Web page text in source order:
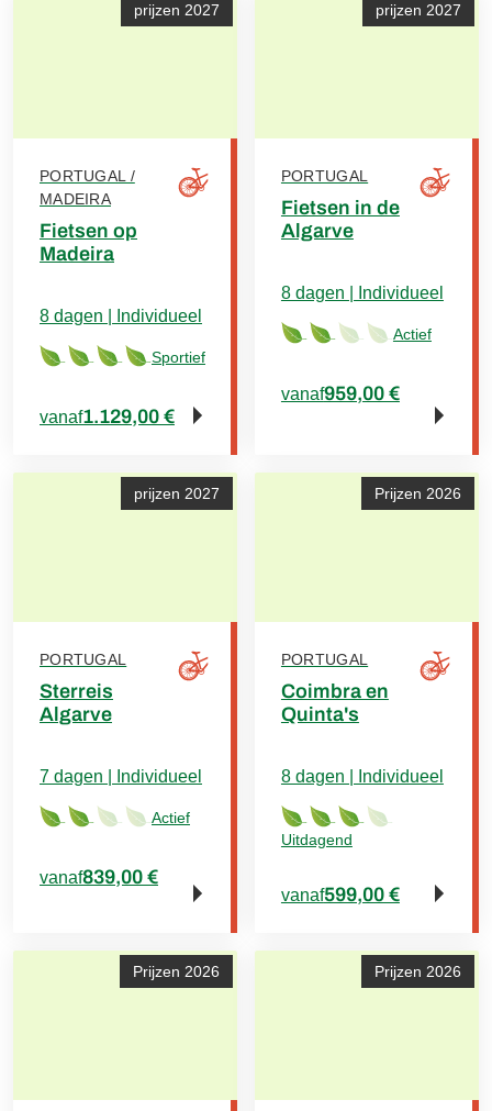
prijzen 2027
PORTUGAL /
MADEIRA
Fietsen op
Madeira
Sportief
8 dagen | Individueel
vanaf1.129,00 €
prijzen 2027
PORTUGAL
Fietsen in de
Algarve
Actief
8 dagen | Individueel
vanaf959,00 €
prijzen 2027
PORTUGAL
Sterreis
Algarve
Actief
7 dagen | Individueel
vanaf839,00 €
Prijzen 2026
PORTUGAL
Coimbra en
Quinta's
Uitdagend
8 dagen | Individueel
vanaf599,00 €
Prijzen 2026 Prijzen 2026